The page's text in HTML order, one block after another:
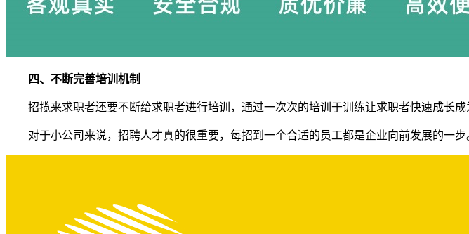
四、不断完善培训机制
招揽来求职者还要不断给求职者进行培训，通过一次次的培训于训练让求职者快速成长成
对于小公司来说，招聘人才真的很重要，每招到一个合适的员工都是企业向前发展的一